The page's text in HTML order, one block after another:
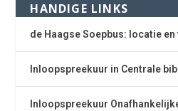
HANDIGE LINKS
de Haagse Soepbus: locatie
Inloopspreekuur in Centrale
Inloopspreekuur